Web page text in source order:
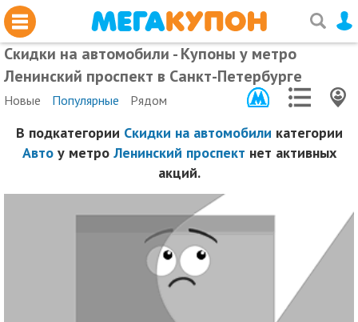
Скидки на автомобили - Купоны у метро
Ленинский проспект в Санкт-Петербурге
Новые Популярные Рядом
В подкатегории Скидки на автомобили категории
Автоу метро Ленинский проспект нет активных
акций.